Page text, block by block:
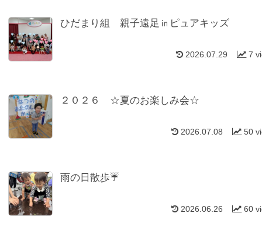
ひだまり組 親子遠足㏌ピュアキッズ
7
2026.07.29
２０２６ ☆夏のお楽しみ会☆
50
2026.07.08
雨の日散歩☔
60
2026.06.26